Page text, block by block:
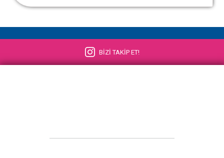
BİZİ TAKİP ET!